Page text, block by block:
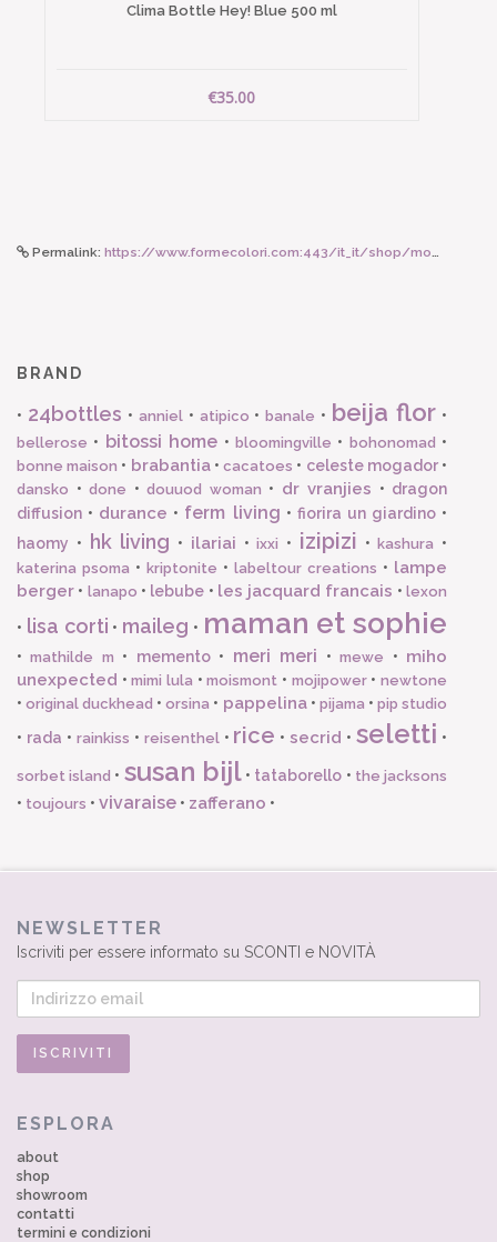
Clima Bottle Hey! Blue 500 ml
€35.00
Permalink: https://www.formecolori.com:443/it_it/shop/mood__fashion/travel/banale_active_mask_maschera_lavabile_antibatterica_black/3848
BRAND
• 24bottles • anniel• atipico •banale • beija flor •
bellerose • bitossi home • bloomingville • bohonomad •
bonne maison • brabantia•cacatoes • celeste mogador•
dansko • done • douuod woman • dr vranjies • dragon
diffusion • durance • ferm living • fiorira un giardino•
haomy • hk living • ilariai •ixxi • izipizi •kashura •
katerina psoma • kriptonite • labeltour creations • lampe
berger • lanapo • lebube • les jacquard francais •lexon
• lisa corti • maileg • maman et sophie
•mathilde m • memento• meri meri •mewe • miho
unexpected •mimi lula •moismont • mojipower•newtone
•original duckhead •orsina • pappelina• pijama • pip studio
• rada • rainkiss • reisenthel• rice •secrid •seletti •
sorbet island • susan bijl• tataborello • the jacksons
• toujours • vivaraise • zafferano •
NEWSLETTER
Iscriviti per essere informato su SCONTI e NOVITÀ
ESPLORA
about
shop
showroom
contatti
termini e condizioni